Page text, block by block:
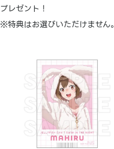
プレゼント！
※特典はお選びいただけません。